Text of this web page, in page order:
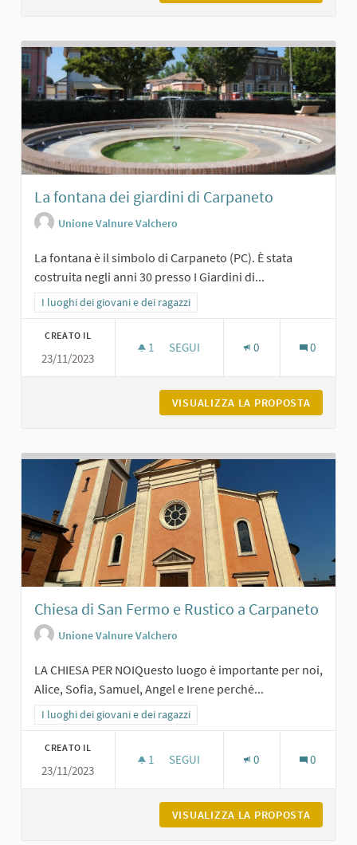
La fontana dei giardini di Carpaneto
Unione Valnure Valchero
La fontana è il simbolo di Carpaneto (PC). È stata
costruita negli anni 30 presso I Giardini di...
Filtra i risultati per categoria: I luoghi dei giovani e dei ragazzi
I luoghi dei giovani e dei ragazzi
CREATO IL
23/11/2023
1 1 SOSTENITORI
SEGUI 0 0
VISUALIZZA LA PROPOSTA
Chiesa di San Fermo e Rustico a Carpaneto
Unione Valnure Valchero
LA CHIESA PER NOIQuesto luogo è importante per noi,
Alice, Sofia, Samuel, Angel e Irene perché...
Filtra i risultati per categoria: I luoghi dei giovani e dei ragazzi
I luoghi dei giovani e dei ragazzi
CREATO IL
23/11/2023
1 1 SOSTENITORI
SEGUI 0 0
VISUALIZZA LA PROPOSTA